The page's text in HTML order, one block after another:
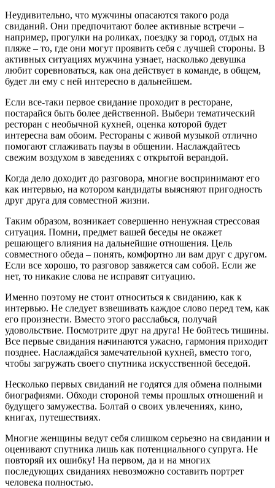
Неудивительно, что мужчины опасаются такого рода
свиданий. Они предпочитают более активные встречи –
например, прогулки на роликах, поездку за город, отдых на
пляже – то, где они могут проявить себя с лучшей стороны. В
активных ситуациях мужчина узнает, насколько девушка
любит соревноваться, как она действует в команде, в общем,
будет ли ему с ней интересно в дальнейшем.
Если все-таки первое свидание проходит в ресторане,
постарайся быть более действенной. Выбери тематический
ресторан с необычной кухней, оценка которой будет
интересна вам обоим. Рестораны с живой музыкой отлично
помогают сглаживать паузы в общении. Наслаждайтесь
свежим воздухом в заведениях с открытой верандой.
Когда дело доходит до разговора, многие воспринимают его
как интервью, на котором кандидаты выясняют пригодность
друг друга для совместной жизни.
Таким образом, возникает совершенно ненужная стрессовая
ситуация. Помни, предмет вашей беседы не окажет
решающего влияния на дальнейшие отношения. Цель
совместного обеда – понять, комфортно ли вам друг с другом.
Если все хорошо, то разговор завяжется сам собой. Если же
нет, то никакие слова не исправят ситуацию.
Именно поэтому не стоит относиться к свиданию, как к
интервью. Не следует взвешивать каждое слово перед тем, как
его произнести. Вместо этого расслабься, получай
удовольствие. Посмотрите друг на друга! Не бойтесь тишины.
Все первые свидания начинаются ужасно, гармония приходит
позднее. Наслаждайся замечательной кухней, вместо того,
чтобы загружать своего спутника искусственной беседой.
Несколько первых свиданий не годятся для обмена полными
биографиями. Обходи стороной темы прошлых отношений и
будущего замужества. Болтай о своих увлечениях, кино,
книгах, путешествиях.
Многие женщины ведут себя слишком серьезно на свидании и
оценивают спутника лишь как потенциального супруга. Не
повторяй их ошибку! На первом, да и на многих
последующих свиданиях невозможно составить портрет
человека полностью.